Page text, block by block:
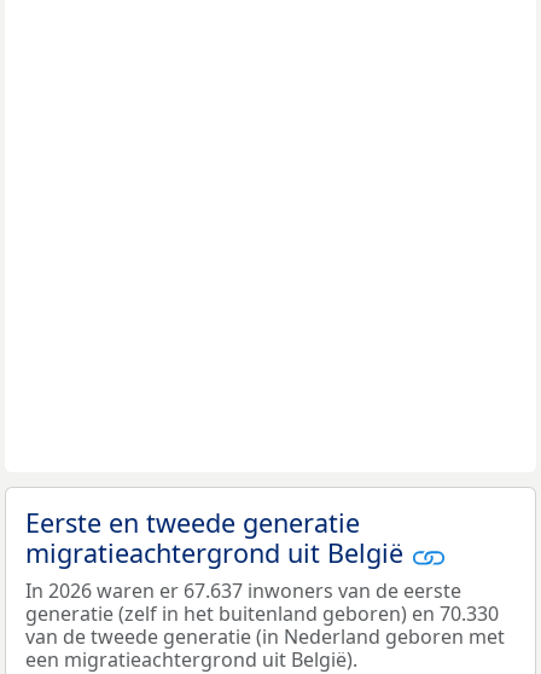
Eerste en tweede generatie
migratieachtergrond uit België
In 2026 waren er 67.637 inwoners van de eerste
generatie (zelf in het buitenland geboren) en 70.330
van de tweede generatie (in Nederland geboren met
een migratieachtergrond uit België).